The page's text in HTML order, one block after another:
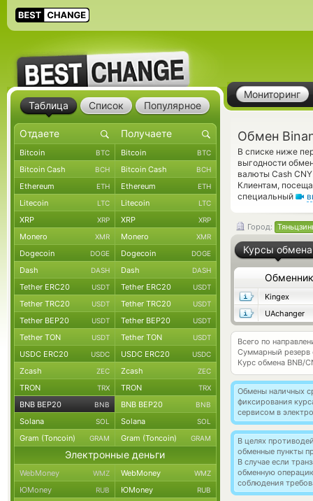
Мониторинг
Обмен
В списке ниже
выгодности
валюты Cash
Клиентам,
специальный
Город:
Курсы обмена
Обменник
Kingex
UAchanger
Всего по
Суммарный резерв
Курс обмена BNB/
Обмены наличных
фиксирования
сервисом в
В целях
обменные пункты
В случае если
обменную
соблюдения
Таблица Список Популярное
Bitcoin BTC Bitcoin BTC
Bitcoin Cash BCH Bitcoin Cash BCH
Ethereum ETH Ethereum ETH
Litecoin LTC Litecoin LTC
XRP XRP XRP XRP
Monero XMR Monero XMR
Dogecoin DOGE Dogecoin DOGE
Dash DASH Dash DASH
Tether ERC20 USDT Tether ERC20 USDT
Tether TRC20 USDT Tether TRC20 USDT
Tether BEP20 USDT Tether BEP20 USDT
Tether TON USDT Tether TON USDT
USDC ERC20 USDC USDC ERC20 USDC
Zcash ZEC Zcash ZEC
TRON TRX TRON TRX
BNB BEP20 BNB BNB BEP20 BNB
Solana SOL Solana SOL
Gram (Toncoin) GRAM Gram (Toncoin) GRAM
Электронные деньги
WebMoney WMZ WebMoney WMZ
ЮMoney RUB ЮMoney RUB